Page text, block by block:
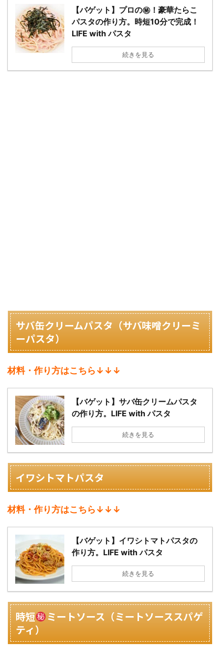
【バゲット】プロの㊙︎！豪華たらこ
パスタの作り方。時短10分で完成！
LIFE with パスタ
続きを見る
サバ缶クリームパスタ（サバ味噌クリーミ
ーパスタ）
材料・作り方はこちら↓↓↓
【バゲット】サバ缶クリームパスタ
の作り方。LIFE with パスタ
続きを見る
イワシトマトパスタ
材料・作り方はこちら↓↓↓
【バゲット】イワシトマトパスタの
作り方。LIFE with パスタ
続きを見る
時短
ミートソース（ミートソーススパゲ
ティ）